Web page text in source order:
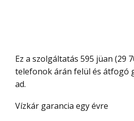
Ez a szolgáltatás 595 jüan (29 700 Ft) árral érkezik a
telefonok árán felül és átfogó
ad.
Vízkár garancia egy évre